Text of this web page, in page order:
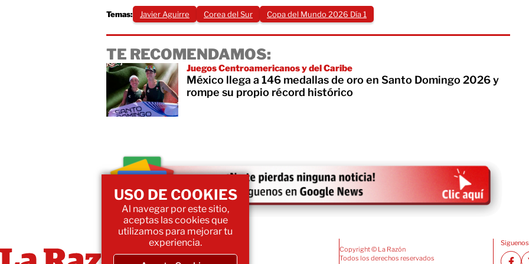
Temas: Javier Aguirre Corea del Sur Copa del Mundo 2026 Día 1
TE RECOMENDAMOS:
Juegos Centroamericanos y del Caribe
México llega a 146 medallas de oro en Santo Domingo 2026 y
rompe su propio récord histórico
Copyright © La Razón
Todos los derechos reservados
USO DE COOKIES
Al navegar por este sitio,
aceptas las cookies que
utilizamos para mejorar tu
experiencia.